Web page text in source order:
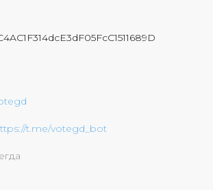
t.me/votegd_bot